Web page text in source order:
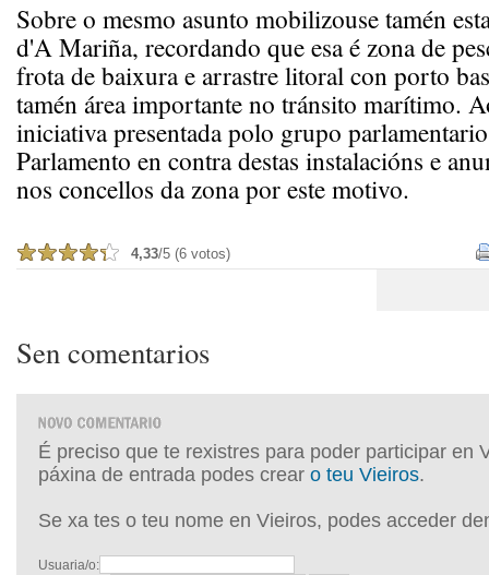
Sobre o mesmo asunto mobilizouse tamén
d'A Mariña, recordando que esa é zona de
frota de baixura e arrastre litoral con porto
tamén área importante no tránsito marítimo.
iniciativa presentada polo grupo
Parlamento en contra destas instalacións e
nos concellos da zona por este motivo.
4,33/5 (6 votos)
Sen comentarios
É preciso que te rexistres para poder participar en
páxina de entrada podes crear o teu Vieiros.
Se xa tes o teu nome en Vieiros, podes acceder
Usuaria/o: